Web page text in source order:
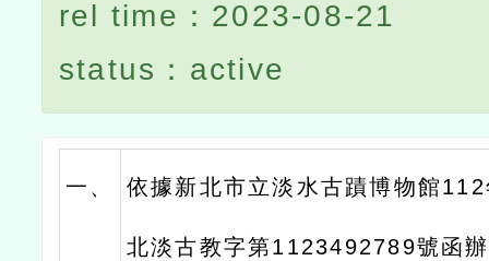
rel time：2023-08-21
status：active
一、 依據新北市立淡水古蹟博物館
北淡古教字第1123492789號函